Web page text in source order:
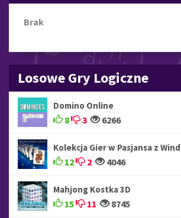
Brak
Losowe Gry Logiczne
Domino Online
8 3 6266
Kolekcja Gier w Pasjansa z
12 2 4046
Mahjong Kostka 3D
15 11 8745